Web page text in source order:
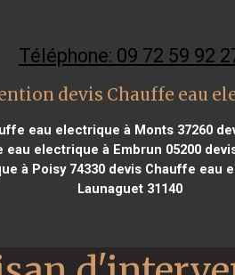
Téléphone: 09 72 59 92
devis Chauffe eau
eau electrique à Monts 37260
eau electrique à Embrun 05200
à Poisy 74330 devis Chauffe eau
Launaguet 31140